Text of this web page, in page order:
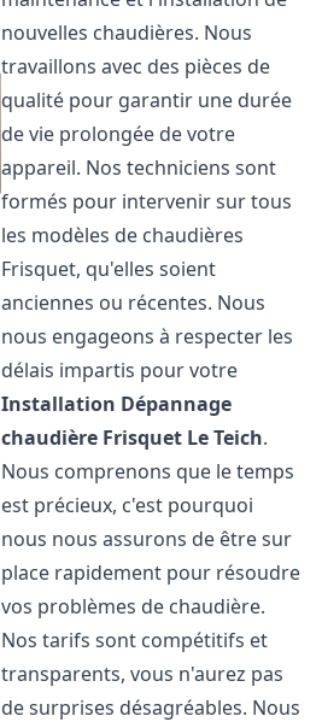
nouvelles chaudières. Nous
travaillons avec des pièces de
qualité pour garantir une durée
de vie prolongée de votre
appareil. Nos techniciens sont
formés pour intervenir sur tous
les modèles de chaudières
Frisquet, qu'elles soient
anciennes ou récentes. Nous
nous engageons à respecter les
délais impartis pour votre
Installation Dépannage
chaudière Frisquet Le Teich.
Nous comprenons que le temps
est précieux, c'est pourquoi
nous nous assurons de être sur
place rapidement pour résoudre
vos problèmes de chaudière.
Nos tarifs sont compétitifs et
transparents, vous n'aurez pas
de surprises désagréables. Nous